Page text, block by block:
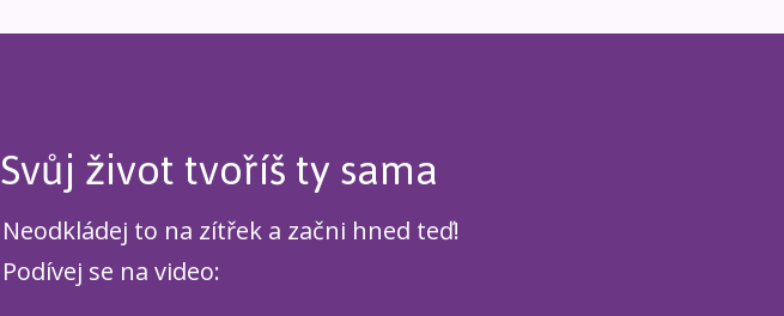
Svůj život tvoříš ty sama
Neodkládej to na zítřek a začni hned teď!
Podívej se na video: